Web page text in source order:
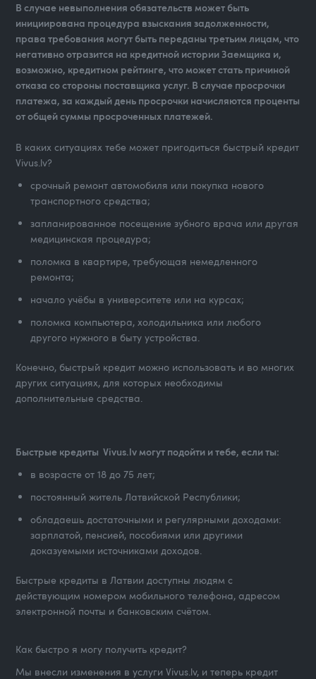
В случае невыполнения обязательств может быть
инициирована процедура взыскания задолженности,
права требования могут быть переданы третьим лицам, что
негативно отразится на кредитной истории Заемщика и,
возможно, кредитном рейтинге, что может стать причиной
отказа со стороны поставщика услуг. В случае просрочки
платежа, за каждый день просрочки начисляются проценты
от общей суммы просроченных платежей.
В каких ситуациях тебе может пригодиться быстрый кредит
Vivus.lv?
срочный ремонт автомобиля или покупка нового
транспортного средства;
запланированное посещение зубного врача или другая
медицинская процедура;
поломка в квартире, требующая немедленного
ремонта;
начало учёбы в университете или на курсах;
поломка компьютера, холодильника или любого
другого нужного в быту устройства.
Конечно, быстрый кредит можно использовать и во многих
других ситуациях, для которых необходимы
дополнительные средства.
Быстрые кредиты Vivus.lv могут подойти и тебе, если ты:
в возрасте от 18 до 75 лет;
постоянный житель Латвийской Республики;
обладаешь достаточными и регулярными доходами:
зарплатой, пенсией, пособиями или другими
доказуемыми источниками доходов.
Быстрые кредиты в Латвии доступны людям с
действующим номером мобильного телефона, адресом
электронной почты и банковским счётом.
Как быстро я могу получить кредит?
Мы внесли изменения в услуги Vivus.lv, и теперь кредит